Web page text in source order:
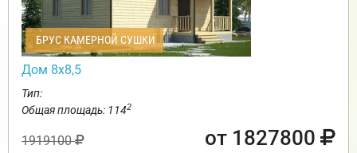
БРУС КАМЕРНОЙ СУШКИ
Дом 8х8,5
Тип:
Общая площадь: 1142
1919100 от 1827800